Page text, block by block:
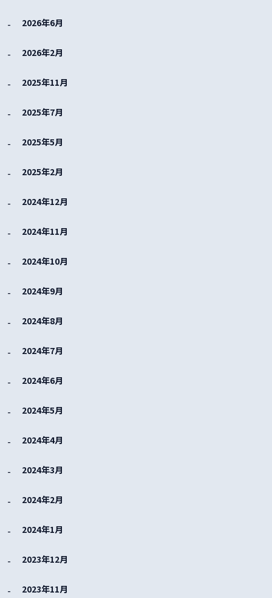
2026年6月
2026年2月
2025年11月
2025年7月
2025年5月
2025年2月
2024年12月
2024年11月
2024年10月
2024年9月
2024年8月
2024年7月
2024年6月
2024年5月
2024年4月
2024年3月
2024年2月
2024年1月
2023年12月
2023年11月